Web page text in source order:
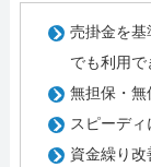
売掛金を基
でも利用で
無担保・無
スピーディ
資金繰り改